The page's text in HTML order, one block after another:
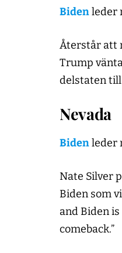
Bidenleder
Återstår att
Trump
delstaten till
Nevada
Bidenleder
Nate Silver
Biden som
and Biden
comeback.”